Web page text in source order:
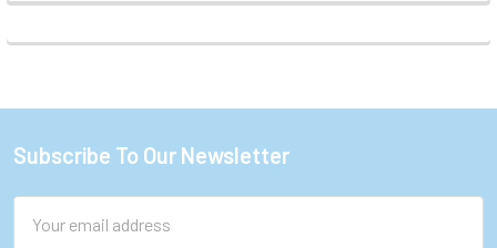
Footer
Subscribe To Our Newsletter
Address